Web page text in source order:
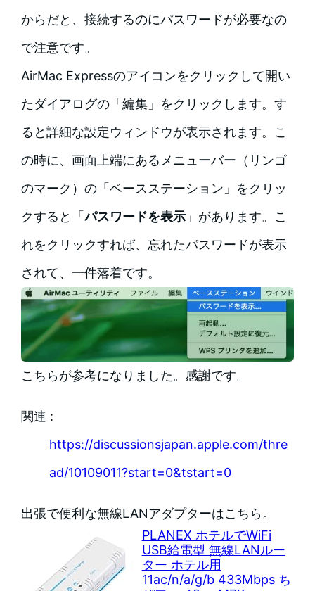
からだと、接続するのにパスワードが必要なの
で注意です。
AirMac Expressのアイコンをクリックして開い
たダイアログの「編集」をクリックします。す
ると詳細な設定ウィンドウが表示されます。こ
の時に、画面上端にあるメニューバー（リンゴ
のマーク）の「ベースステーション」をクリッ
クすると「パスワードを表示」があります。こ
れをクリックすれば、忘れたパスワードが表示
されて、一件落着です。
こちらが参考になりました。感謝です。
関連 :
https://discussionsjapan.apple.com/thre
ad/10109011?start=0&tstart=0
出張で便利な無線LANアダプターはこちら。
PLANEX ホテルでWiFi
USB給電型 無線LANルー
ター ホテル用
11ac/n/a/g/b 433Mbps ち